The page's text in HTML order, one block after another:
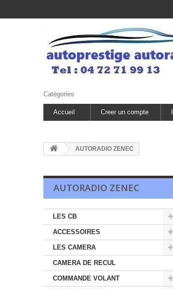
Catégories
Accueil Creer un compte
AUTORADIO ZENEC
AUTORADIO ZENEC
LES CB
ACCESSOIRES
LES CAMERA
CAMERA DE RECUL
COMMANDE VOLANT